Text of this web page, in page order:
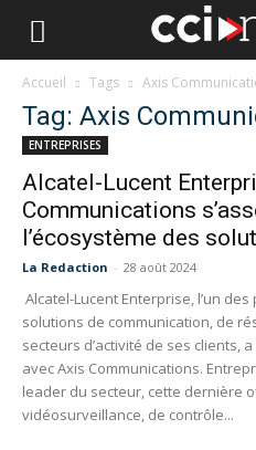
Accueil Tags Axis
Tag: Axis
ENTREPRISES
Alcatel-Lucent
Communications
l’écosystème des
La Redaction - 28 août 2024
Alcatel-Lucent Enterprise, l’un
solutions de communication, de
secteurs d’activité de ses clients,
avec Axis Communications.
leader du secteur, cette dernière
vidéosurveillance, de contrôle...